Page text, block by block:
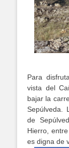
Para
vista del
bajar la
Sepúlveda.
de
Hierro,
es digna de